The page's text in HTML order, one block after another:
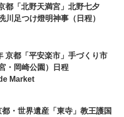
都「北野天満宮」北野七夕
川足つけ燈明神事（日程）
京都「平安楽市」手づくり市
宮・岡崎公園）日程
Market
・世界遺産「東寺」教王護国